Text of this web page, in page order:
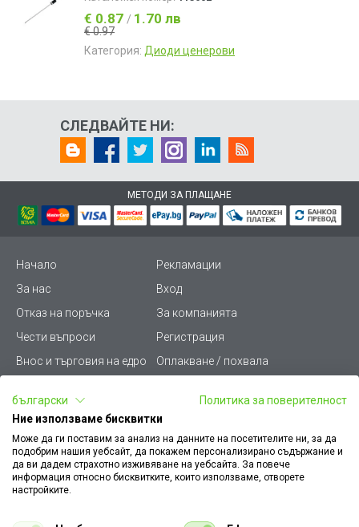
€ 0.87 / 1.70 лв
€ 0.97
Категория: Диоди ценерови
СЛЕДВАЙТЕ НИ:
МЕТОДИ ЗА ПЛАЩАНЕ
Начало
Рекламации
За нас
Вход
Отказ на поръчка
За компанията
Чести въпроси
Регистрация
Внос и търговия на едро
Оплакване / похвала
Условия за ползване
Стани дистрибутор
Карта на сайта
Кариери
Как да намеря документ
към поръчка
Платформа за AРС
български
Политика за поверителност
Ние използваме бисквитки
Може да ги поставим за анализ на данните на посетителите ни, за да
подобрим нашия уебсайт, да покажем персонализирано съдържание и
да ви дадем страхотно изживяване на уебсайта. За повече
информация относно бисквитките, които използваме, отворете
настройките.